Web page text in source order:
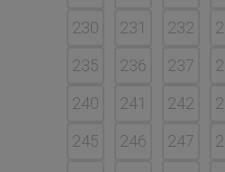
230
231 232
235
236 237
240
241 242
245
246 247